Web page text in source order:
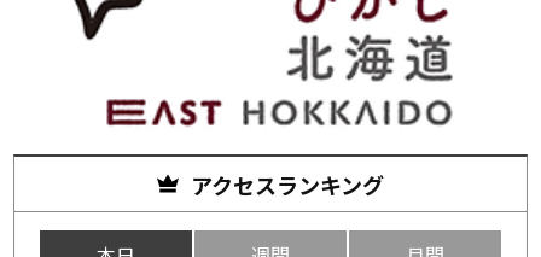
アクセスランキング